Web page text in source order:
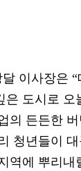
이사장은
은 도시로 오
의 든든한 버
청년들이
역에 뿌리내